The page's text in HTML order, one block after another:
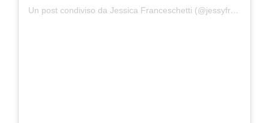
Un post condiviso da Jessica Franceschetti (@jessyfranceschetti)